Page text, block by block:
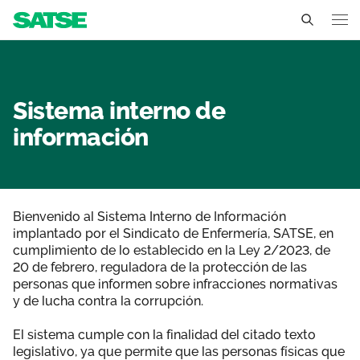
Conócenos
Un sindicato profesional e independiente
Estructura organizativa
Transparencia
Nuestro trabajo
Secciones sindicales
Qué ofrecemos
Servicios
Ventajas
Actualidad
Temas
Noticias
Notas de prensa
Contáctanos
Sistema interno de
información
Bienvenido al Sistema Interno de Información
implantado por el Sindicato de Enfermería, SATSE, en
cumplimiento de lo establecido en la Ley 2/2023, de
20 de febrero, reguladora de la protección de las
personas que informen sobre infracciones normativas
y de lucha contra la corrupción.
El sistema cumple con la finalidad del citado texto
legislativo, ya que permite que las personas físicas que